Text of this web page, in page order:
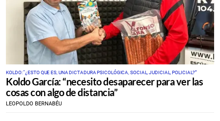
KOLDO: “¿ESTO QUE ES, UNA DICTADURA PSICOLÓGICA, SOCIAL, JUDICIAL, POLICIAL?”
Koldo García: “necesito desaparecer para ver las
cosas con algo de distancia”
LEOPOLDO BERNABÉU